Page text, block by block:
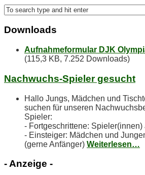
Down­loads
Aufnahmeformular DJK
(115,3 KB, 7.252 Downloads)
Nach­wuchs-Spie­ler gesucht
Hallo Jungs, Mädchen und
suchen für unseren
Spieler:
- Fortgeschrittene: Spieler(innen)
- Einsteiger: Mädchen und
(gerne Anfänger) Weiterlesen…
- An­zei­ge -